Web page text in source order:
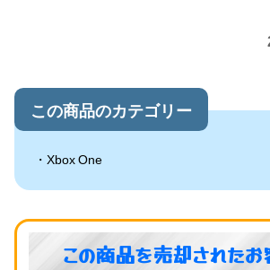
この商品のカテゴリー
Xbox One
この商品を売却された